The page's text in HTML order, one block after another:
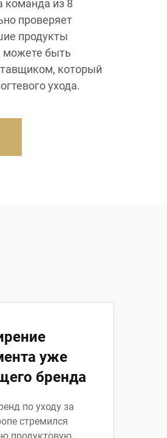
команда из 8
проверяет
продукты
можете быть
который
ухода.
уже
бренда
по уходу за
стремился